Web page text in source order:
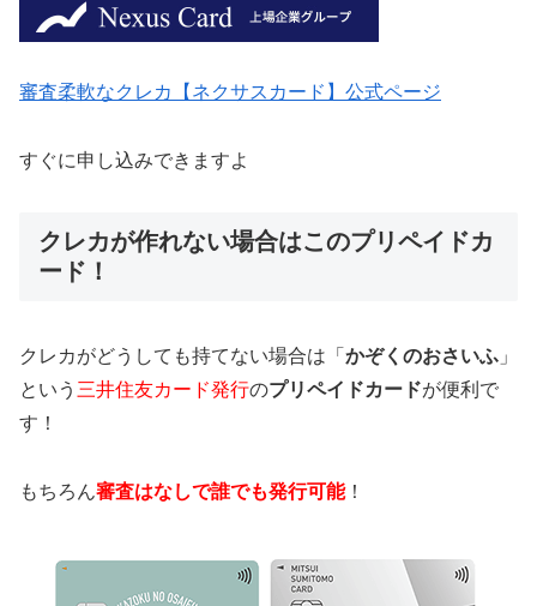
審査柔軟なクレカ【ネクサスカード】公式ページ
すぐに申し込みできますよ
クレカが作れない場合はこのプリペイドカ
ード！
クレカがどうしても持てない場合は「 かぞくのおさいふ 」
という 三井住友カード発行のプリペイドカードが便利で
す！
もちろん審査はなしで誰でも発行可能！